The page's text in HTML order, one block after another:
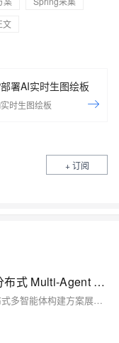
文
署AI实时生图绘板
时生图绘板
+ 订阅
基于 Spring AI Alibaba + Nacos 的分布式 Multi-Agent 构建指南
本文将针对 Spring AI Alibaba + Nacos 的分布式多智能体构建方案展开介绍，同时结合 Demo 说明快速开发方法与实际效果。